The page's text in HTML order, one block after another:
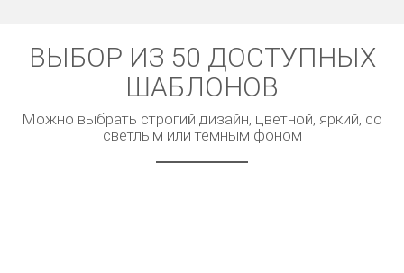
ВЫБОР ИЗ 50 ДОСТУПНЫХ
ШАБЛОНОВ
Можно выбрать строгий дизайн, цветной, яркий, со
светлым или темным фоном